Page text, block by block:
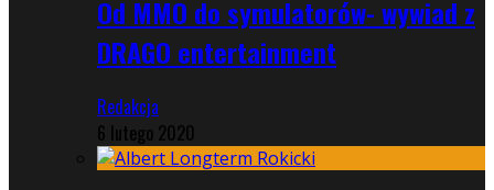
Od MMO do symulatorów- wywiad z
DRAGO entertainment
Redakcja
6 lutego 2020